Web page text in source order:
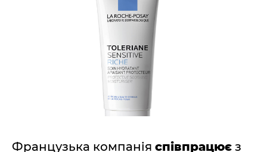
Французька компанія співпрацює з